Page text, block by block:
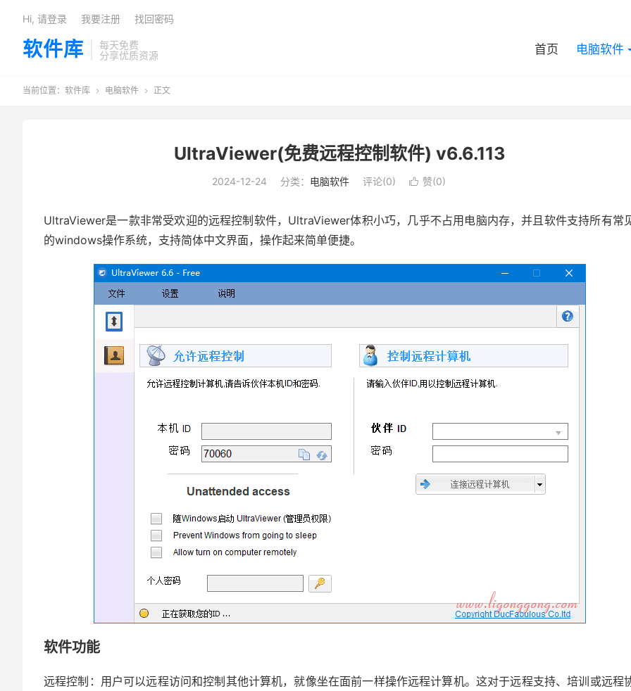
软件库
每天免费
分享优质资源
首页 电脑软件
Hi, 请登录 我要注册 找回密码
当前位置： 软件库  电脑软件  正文
UltraViewer(免费远程控制软件) v6.6.113
2024-12-24 分类： 电脑软件 评论(0)  赞(0)
UltraViewer是一款非常受欢迎的远程控制软件，UltraViewer体积小巧，几乎不占用电脑内存，并且软件支持所有常
的windows操作系统，支持简体中文界面，操作起来简单便捷。
软件功能
远程控制：用户可以远程访问和控制其他计算机，就像坐在面前一样操作远程计算机。这对于远程支持、培训或远程